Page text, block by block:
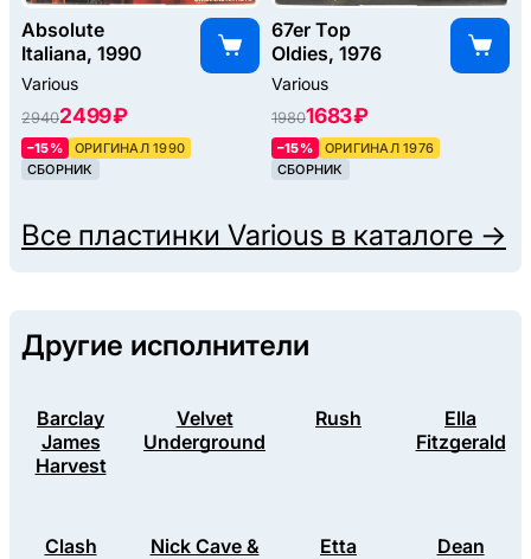
Absolute
Italiana, 1990
Various
29402499 ₽
–15%
ОРИГИНАЛ 1990
СБОРНИК
67er Top
Oldies, 1976
Various
19801683 ₽
–15%
ОРИГИНАЛ 1976
СБОРНИК
Все пластинки Various в каталоге →
Другие исполнители
Barclay
James
Harvest
Velvet
Underground
Rush
Ella
Fitzgerald
Clash
Nick Cave &
Etta
Dean